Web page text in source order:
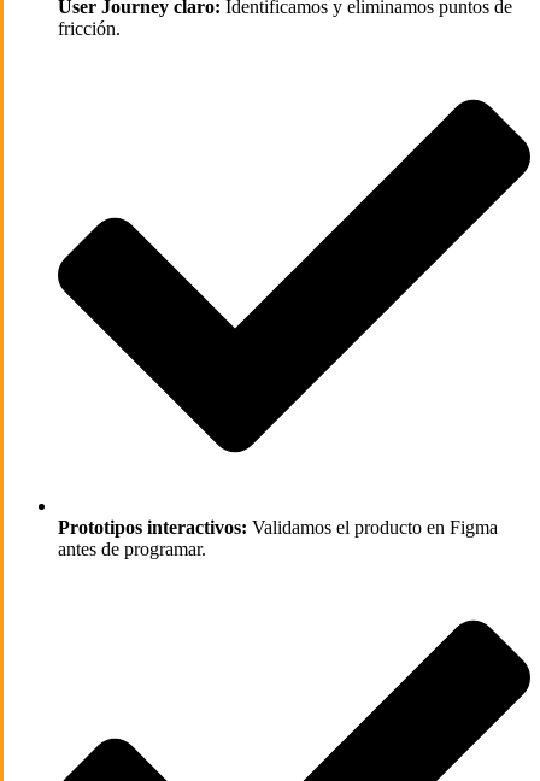
User Journey claro: Identificamos y eliminamos puntos de
fricción.
Prototipos interactivos: Validamos el producto en Figma
antes de programar.